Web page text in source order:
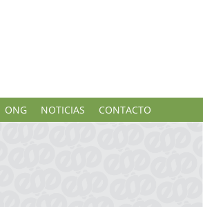
ONG NOTICIAS CONTACTO